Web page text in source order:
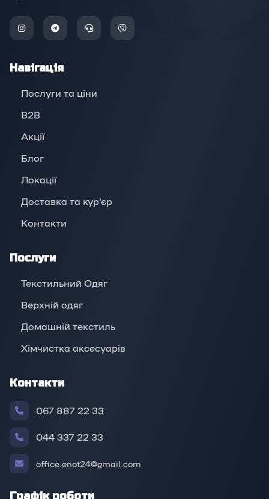
Навігація
Послуги та ціни
B2B
Акції
Блог
Локації
Доставка та кур'єр
Контакти
Послуги
Текстильний Одяг
Верхній oдяг
Домашній текстиль
Хімчистка аксесуарів
Контакти
067 887 22 33
044 337 22 33
office.enot24@gmail.com
Графік роботи